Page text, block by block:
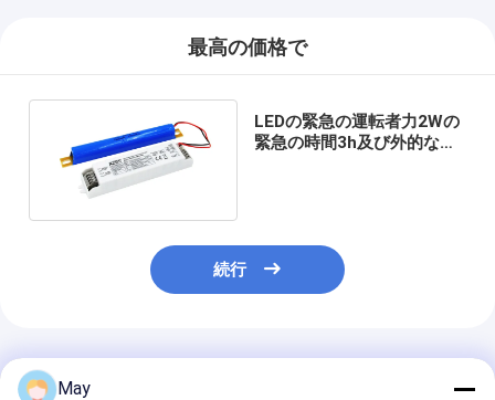
最高の価格で
LEDの緊急の運転者力2Wの
緊急の時間3h及び外的な
続行
推薦されたプロダクト
May